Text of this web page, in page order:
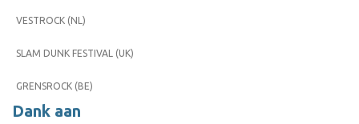
VESTROCK (NL)
SLAM DUNK FESTIVAL (UK)
GRENSROCK (BE)
Dank aan